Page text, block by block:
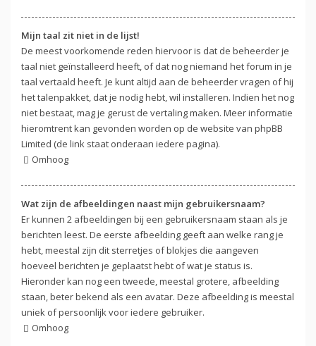
Mijn taal zit niet in de lijst!
De meest voorkomende reden hiervoor is dat de beheerder je
taal niet geïnstalleerd heeft, of dat nog niemand het forum in je
taal vertaald heeft. Je kunt altijd aan de beheerder vragen of hij
het talenpakket, dat je nodig hebt, wil installeren. Indien het nog
niet bestaat, mag je gerust de vertaling maken. Meer informatie
hieromtrent kan gevonden worden op de website van phpBB
Limited (de link staat onderaan iedere pagina).
Omhoog
Wat zijn de afbeeldingen naast mijn gebruikersnaam?
Er kunnen 2 afbeeldingen bij een gebruikersnaam staan als je
berichten leest. De eerste afbeelding geeft aan welke rang je
hebt, meestal zijn dit sterretjes of blokjes die aangeven
hoeveel berichten je geplaatst hebt of wat je status is.
Hieronder kan nog een tweede, meestal grotere, afbeelding
staan, beter bekend als een avatar. Deze afbeelding is meestal
uniek of persoonlijk voor iedere gebruiker.
Omhoog